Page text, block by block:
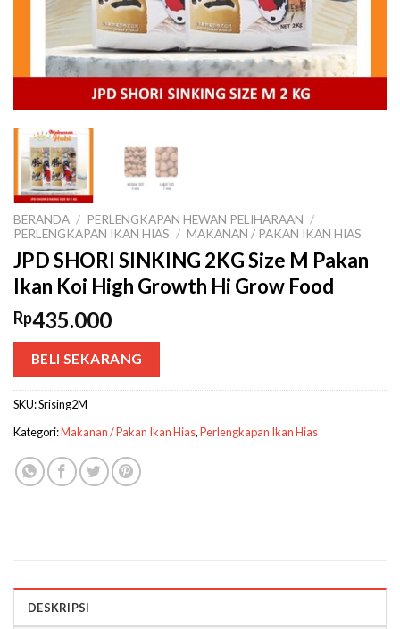
BERANDA / PERLENGKAPAN HEWAN PELIHARAAN /
PERLENGKAPAN IKAN HIAS / MAKANAN / PAKAN IKAN HIAS
JPD SHORI SINKING 2KG Size M Pakan
Ikan Koi High Growth Hi Grow Food
Rp435.000
BELI SEKARANG
SKU:Srising2M
Kategori:Makanan / Pakan Ikan Hias,Perlengkapan Ikan Hias
DESKRIPSI